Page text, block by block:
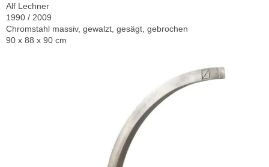
Alf Lechner
1990 / 2009
Chromstahl massiv, gewalzt, gesägt, gebrochen
90 x 88 x 90 cm